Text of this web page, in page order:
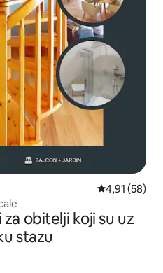
Prosječna
4,91 (58)
obitelji koji su uz
stazu